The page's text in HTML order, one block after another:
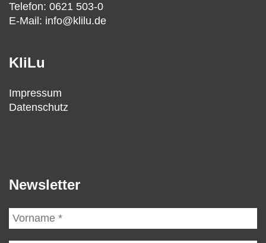
Telefon: 0621 503-0
E-Mail: info@klilu.de
KliLu
Impressum
Datenschutz
Newsletter